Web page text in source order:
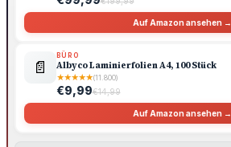
Auf Amazon ansehen →
📄
BÜRO
Albyco Laminierfolien A4, 100 Stück
★★★★★(11.800)
€9,99€14,99
Auf Amazon ansehen →